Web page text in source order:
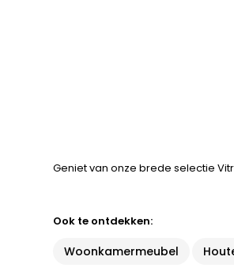
Geniet van onze brede selectie
Ook te ontdekken:
Woonkamermeubel